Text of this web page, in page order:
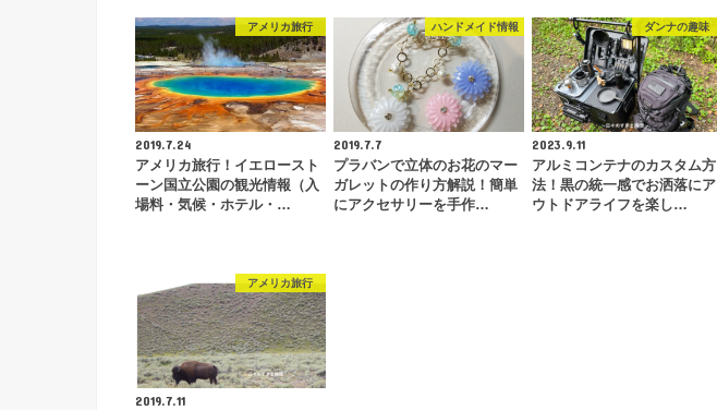
アメリカ旅行
2019.7.24
アメリカ旅行！イエロースト
ーン国立公園の観光情報（入
場料・気候・ホテル・…
ハンドメイド情報
2019.7.7
プラバンで立体のお花のマー
ガレットの作り方解説！簡単
にアクセサリーを手作…
ダンナの趣味
2023.9.11
アルミコンテナのカスタム方
法！黒の統一感でお洒落にア
ウトドアライフを楽し…
アメリカ旅行
2019.7.11